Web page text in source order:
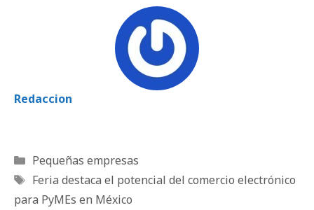
Redaccion
Categorías
Pequeñas empresas
Etiquetas
Feria destaca el potencial del comercio electrónico
para PyMEs en México